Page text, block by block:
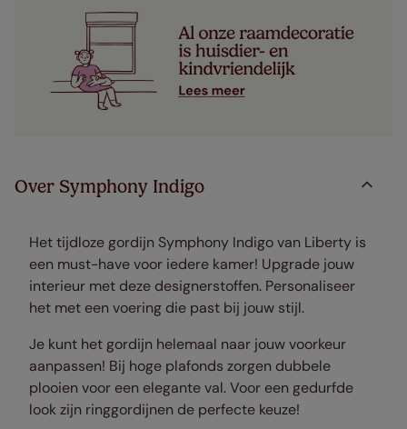
Over Symphony Indigo
Het tijdloze gordijn Symphony Indigo van Liberty is
een must-have voor iedere kamer! Upgrade jouw
interieur met deze designerstoffen. Personaliseer
het met een voering die past bij jouw stijl.
Je kunt het gordijn helemaal naar jouw voorkeur
aanpassen! Bij hoge plafonds zorgen dubbele
plooien voor een elegante val. Voor een gedurfde
look zijn ringgordijnen de perfecte keuze!